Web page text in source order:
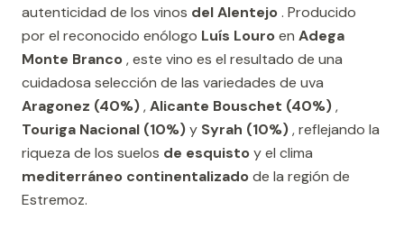
autenticidad de los vinos del Alentejo. Producido
por el reconocido enólogo Luís Louroen Adega
Monte Branco, este vino es el resultado de una
cuidadosa selección de las variedades de uva
Aragonez (40%),Alicante Bouschet (40%),
Touriga Nacional (10%)y Syrah (10%), reflejando la
riqueza de los suelos de esquistoy el clima
mediterráneo continentalizadode la región de
Estremoz.